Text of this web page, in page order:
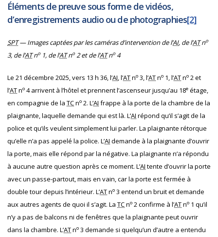
Éléments de preuve sous forme de vidéos,
d’enregistrements audio ou de photographies[2]
SPT— Images captées par les caméras d’intervention de l’AI, de l’AT no
3, de l’AT no 1, de l’AT no 2 et de l’AT no 4
Le 21 décembre 2025, vers 13 h 36, l’AI, l’ATno 3, l’ATno 1, l’ATno 2 et
l’ATno 4 arrivent à l’hôtel et prennent l’ascenseur jusqu’au 18e étage,
en compagnie de la TCno 2. L’AI frappe à la porte de la chambre de la
plaignante, laquelle demande qui est là. L’AI répond qu’il s’agit de la
police et qu’ils veulent simplement lui parler. La plaignante rétorque
qu’elle n’a pas appelé la police. L’AI demande à la plaignante d’ouvrir
la porte, mais elle répond par la négative. La plaignante n’a répondu
à aucune autre question après ce moment. L’AI tente d’ouvrir la porte
avec un passe-partout, mais en vain, car la porte est fermée à
double tour depuis l’intérieur. L’ATno 3 entend un bruit et demande
aux autres agents de quoi il s’agit. La TCno 2 confirme à l’ATno 1 qu’il
n’y a pas de balcons ni de fenêtres que la plaignante peut ouvrir
dans la chambre. L’ATno 3 demande si quelqu’un d’autre a entendu